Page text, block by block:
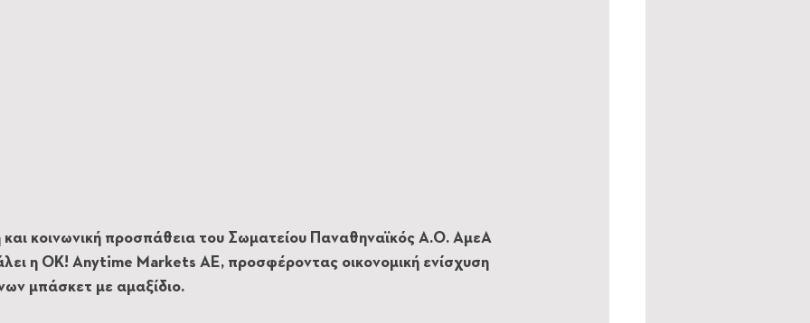
και κοινωνική προσπάθεια του Σωματείου Παναθηναϊκός Α.Ο. ΑμεΑ
η OK! Anytime Markets ΑΕ, προσφέροντας οικονομική ενίσχυση
μπάσκετ με αμαξίδιο.